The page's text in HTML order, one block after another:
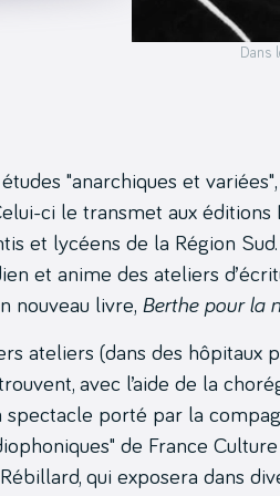
Dans
"anarchiques et
ci le transmet aux éditions
et lycéens de la Région
et anime des ateliers
nouveau livre, Berthe pour la
ateliers (dans des hôpitaux
avec l’aide de la
spectacle porté par la
de France
qui exposera dans